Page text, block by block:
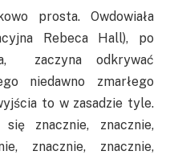
prosta. Owdowiała
Rebeca Hall), po
zaczyna odkrywać
niedawno zmarłego
to w zasadzie tyle.
znacznie, znacznie,
znacznie, znacznie,